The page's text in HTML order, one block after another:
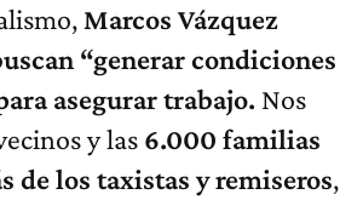
Marcos Vázquez
“generar condiciones
asegurar trabajo. Nos
y las 6.000 familias
de los taxistas y remiseros,